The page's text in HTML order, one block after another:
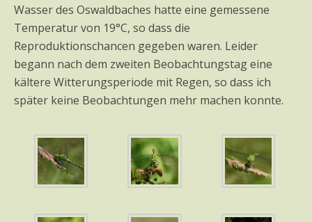
Wasser des Oswaldbaches hatte eine gemessene
Temperatur von 19°C, so dass die
Reproduktionschancen gegeben waren. Leider
begann nach dem zweiten Beobachtungstag eine
kältere Witterungsperiode mit Regen, so dass ich
später keine Beobachtungen mehr machen konnte.